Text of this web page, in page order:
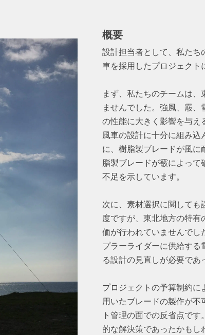
概要
設計担当者として、私た
車を採用したプロジェクト
まず、私たちのチームは
ませんでした。強風、霰
の性能に大きく影響を与え
風車の設計に十分に組み
に、樹脂製ブレードが風
脂製ブレードが霰によっ
不足を示しています。
次に、素材選択に関して
度ですが、東北地方の特
価が行われていませんでし
プラーライダーに供給す
る設計の見直しが必要であ
プロジェクトの予算制約
用いたブレードの製作が不
ト管理の面での反省点で
的な解決策であったかも